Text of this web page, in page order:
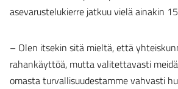
asevarustelukierre jatkuu vielä ainakin
– Olen itsekin sitä mieltä, että
rahankäyttöä, mutta valitettavasti
omasta turvallisuudestamme vahvasti